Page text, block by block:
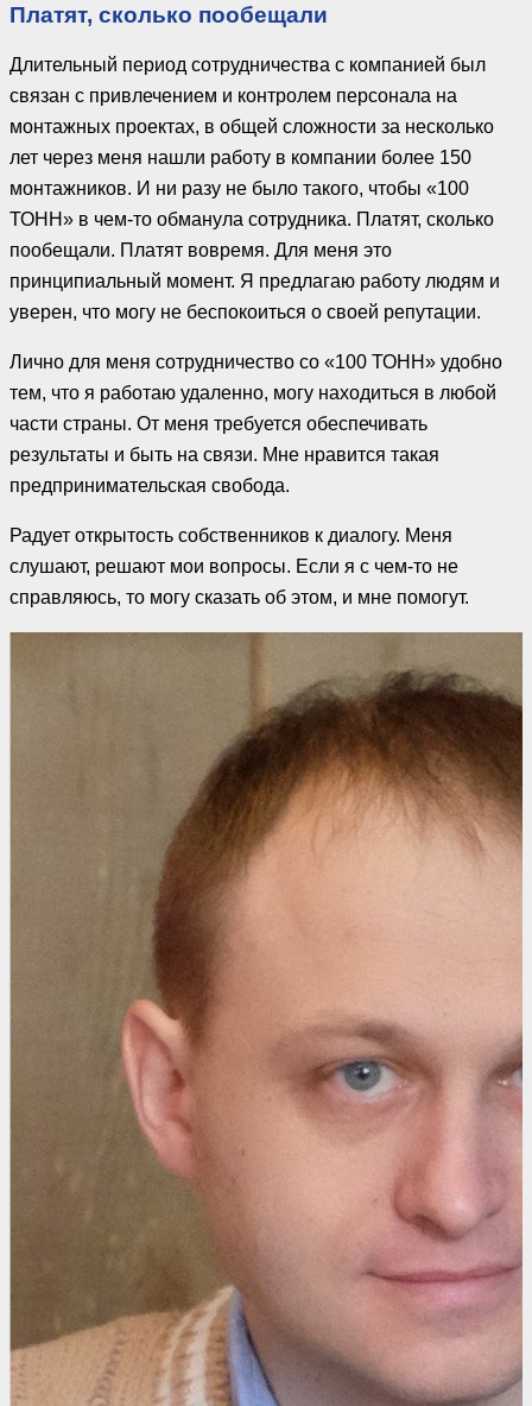
Платят, сколько пообещали
Длительный период сотрудничества с компанией был
связан с привлечением и контролем персонала на
монтажных проектах, в общей сложности за несколько
лет через меня нашли работу в компании более 150
монтажников. И ни разу не было такого, чтобы «100
ТОНН» в чем-то обманула сотрудника. Платят, сколько
пообещали. Платят вовремя. Для меня это
принципиальный момент. Я предлагаю работу людям и
уверен, что могу не беспокоиться о своей репутации.
Лично для меня сотрудничество со «100 ТОНН» удобно
тем, что я работаю удаленно, могу находиться в любой
части страны. От меня требуется обеспечивать
результаты и быть на связи. Мне нравится такая
предпринимательская свобода.
Радует открытость собственников к диалогу. Меня
слушают, решают мои вопросы. Если я с чем-то не
справляюсь, то могу сказать об этом, и мне помогут.